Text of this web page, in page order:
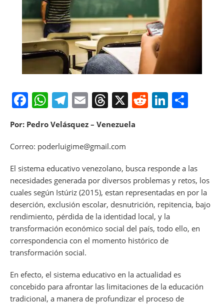
F
a
c
e
b
o
o
k
W
h
at
s
A
p
p
T
e
gr
a
m
E
m
ai
l
T
re
a
d
s
X R
t
Li
dI
n
Por: Pedro Velásquez – Venezuela
Correo: poderluigime@gmail.com
El sistema educativo venezolano, busca responde a las
necesidades generada por diversos problemas y retos, los
cuales según Istúriz (2015), estan representadas en por la
deserción, exclusión escolar, desnutrición, repitencia, bajo
rendimiento, pérdida de la identidad local, y la
transformación económico social del país, todo ello, en
correspondencia con el momento histórico de
transformación social.
En efecto, el sistema educativo en la actualidad es
concebido para afrontar las limitaciones de la educación
tradicional, a manera de profundizar el proceso de